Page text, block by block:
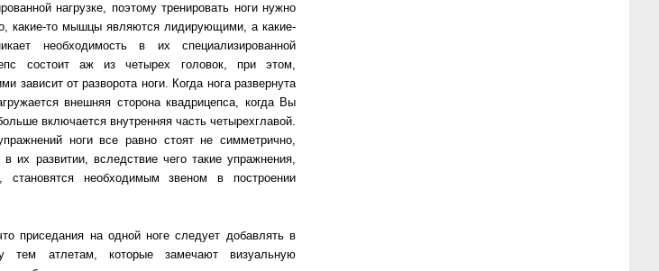
нагрузке, поэтому тренировать ноги нужно
какие-то мышцы являются лидирующими, а какие-
необходимость в их специализированной
состоит аж из четырех головок, при этом,
зависит от разворота ноги. Когда нога развернута
внешняя сторона квадрицепса, когда Вы
включается внутренняя часть четырехглавой.
ноги все равно стоят не симметрично,
их развитии, вследствие чего такие упражнения,
необходимым звеном в построении
приседания на одной ноге следует добавлять в
тем атлетам, которые замечают визуальную